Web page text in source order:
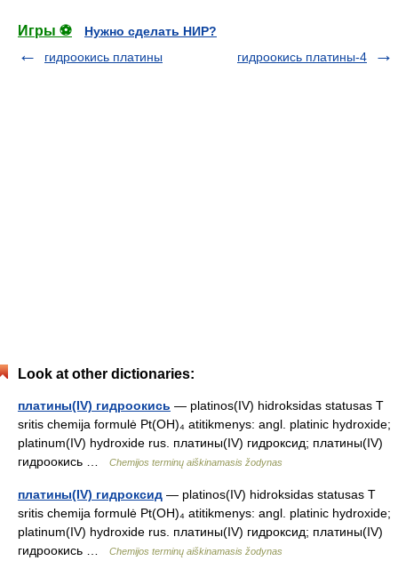
Игры ⚽
Нужно сделать НИР?
гидроокись платины
гидроокись платины-4
Look at other dictionaries:
платины(IV) гидроокись — platinos(IV) hidroksidas statusas T
sritis chemija formulė Pt(OH)₄ atitikmenys: angl. platinic hydroxide;
platinum(IV) hydroxide rus. платины(IV) гидроксид; платины(IV)
гидроокись …
Chemijos terminų aiškinamasis žodynas
платины(IV) гидроксид — platinos(IV) hidroksidas statusas T
sritis chemija formulė Pt(OH)₄ atitikmenys: angl. platinic hydroxide;
platinum(IV) hydroxide rus. платины(IV) гидроксид; платины(IV)
гидроокись …
Chemijos terminų aiškinamasis žodynas